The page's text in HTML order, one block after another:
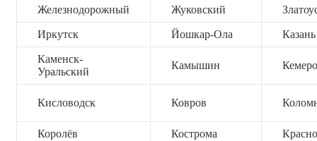
Железнодорожный Жуковский
Иркутск Йошкар-Ола Казань
Каменск-
Уральский
Камышин
Кисловодск Ковров
Королёв Кострома